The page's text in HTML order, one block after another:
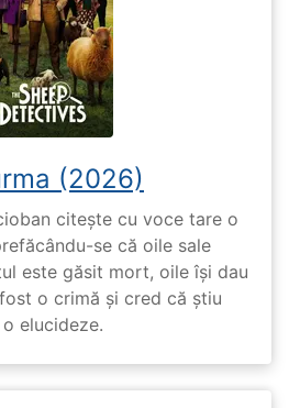
(2026)
citește cu voce tare o
se că oile sale
este găsit mort, oile își dau
o crimă și cred că știu
elucideze.